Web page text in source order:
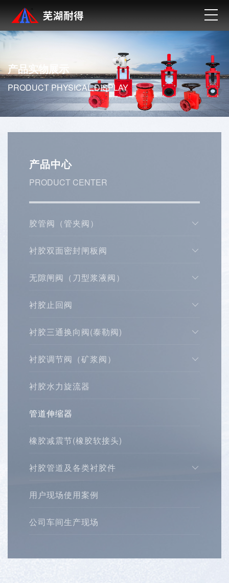
页
走
耐
得
型
产
典
型新
联
产品实物展示
PRODUCT PHYSICAL DISPLAY
产品中心
PRODUCT CENTER
胶管阀（管夹阀）
衬胶双面密封闸板阀
无隙闸阀（刀型浆液阀）
衬胶止回阀
衬胶三通换向阀(泰勒阀)
衬胶调节阀（矿浆阀）
衬胶水力旋流器
管道伸缩器
橡胶减震节(橡胶软接头)
衬胶管道及各类衬胶件
用户现场使用案例
公司车间生产现场